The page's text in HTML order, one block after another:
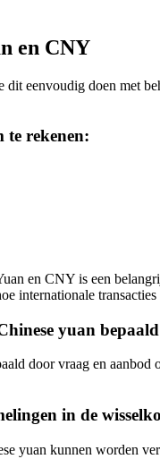
en CNY
eenvoudig doen met
te rekenen:
en CNY is een
internationale
yuan
door vraag en
in de
yuan kunnen worden